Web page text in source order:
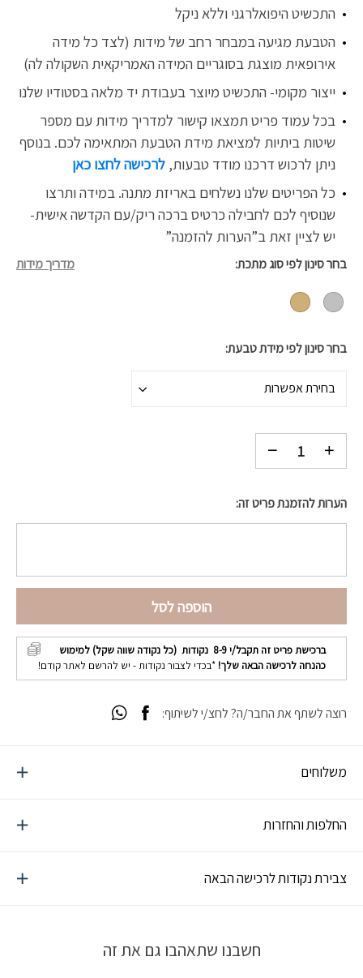
התכשיט היפואלרגני וללא ניקל
הטבעת מגיעה במבחר רחב של מידות (לצד כל מידה
אירופאית מוצגת בסוגריים המידה האמריקאית השקולה לה)
ייצור מקומי- התכשיט מיוצר בעבודת יד מלאה בסטודיו שלנו
בכל עמוד פריט תמצאו קישור למדריך מידות עם מספר
שיטות ביתיות למציאת מידת הטבעת המתאימה לכם. בנוסף
ניתן לרכוש דרכנו מודד טבעות, לרכישה לחצו כאן
כל הפריטים שלנו נשלחים באריזת מתנה. במידה ותרצו
שנוסיף לכם לחבילה כרטיס ברכה ריק/עם הקדשה אישית-
יש לציין זאת ב”הערות להזמנה”
בחר סינון לפי סוג מתכת מדריך מידות
בחר סינון לפי מידת טבעת
בחירת אפשרות
הערות להזמנת פריט זה:
הוספה לסל
ברכישת פריט זה תקבל/י8-9 נקודות (כל נקודה שווה שקל) למימוש
כהנחה לרכישה הבאה שלך! *בכדי לצבור נקודות - יש להרשם לאתר קודם!
משלוחים
החלפות והחזרות
צבירת נקודות לרכישה הבאה
רוצה לשתף את החבר/ה? לחצ/י לשיתוף:
חשבנו שתאהבו גם את זה